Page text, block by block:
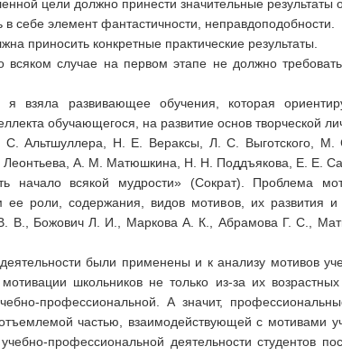
цели должно принести значительные результаты
себе элемент фантастичности, неправдоподобности.
приносить конкретные практические результаты.
случае на первом этапе не должно
развивающее обучения, которая
обучающегося, на развитие основ творческой
Альтшуллера, Н. Е. Вераксы, Л. С. Выготского, М.
А. М. Матюшкина, Н. Н. Поддъякова, Е. Е.
начало всякой мудрости» (Сократ). Проблема
ее роли, содержания, видов мотивов, их развития
В., Божович Л. И., Маркова А. К., Абрамова Г. С.,
были применены и к анализу мотивов
школьников не только из-за их
профессиональной. А значит,
частью, взаимодействующей с
профессиональной деятельности студентов